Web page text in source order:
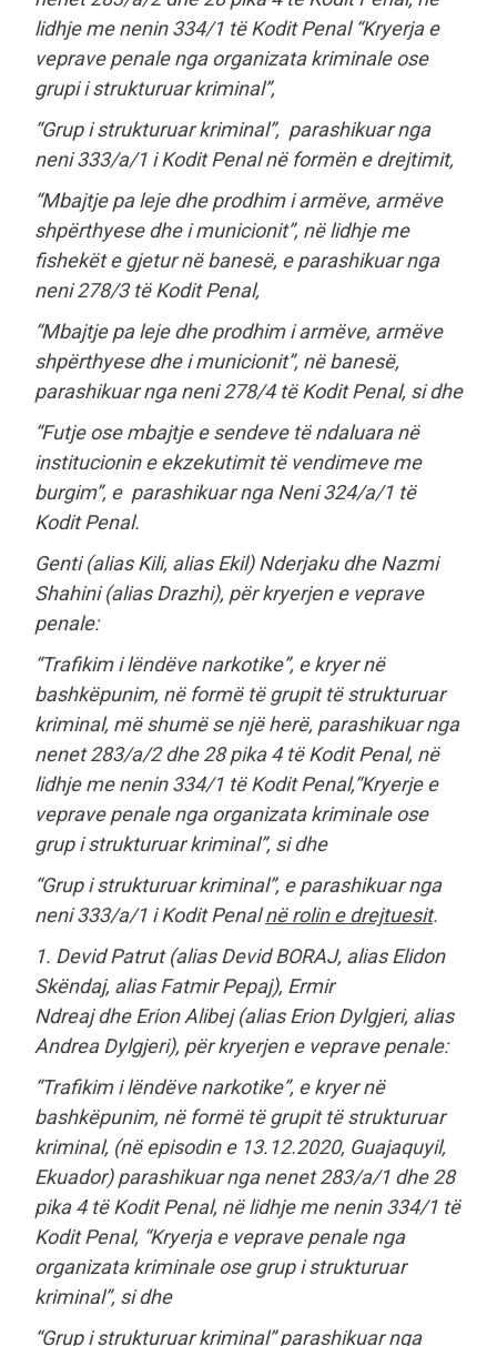
lidhje me nenin 334/1 të Kodit Penal “Kryerja e
veprave penale nga organizata kriminale ose
grupi i strukturuar kriminal”,
“Grup i strukturuar kriminal”, parashikuar nga
neni 333/a/1 i Kodit Penal në formën e drejtimit,
“Mbajtje pa leje dhe prodhim i armëve, armëve
shpërthyese dhe i municionit”, në lidhje me
fishekët e gjetur në banesë, e parashikuar nga
neni 278/3 të Kodit Penal,
“Mbajtje pa leje dhe prodhim i armëve, armëve
shpërthyese dhe i municionit”, në banesë,
parashikuar nga neni 278/4 të Kodit Penal, si dhe
“Futje ose mbajtje e sendeve të ndaluara në
institucionin e ekzekutimit të vendimeve me
burgim”, e parashikuar nga Neni 324/a/1 të
Kodit Penal.
Genti (alias Kili, alias Ekil) Nderjaku dhe Nazmi
Shahini (alias Drazhi), për kryerjen e veprave
penale:
“Trafikim i lëndëve narkotike”, e kryer në
bashkëpunim, në formë të grupit të strukturuar
kriminal, më shumë se një herë, parashikuar nga
nenet 283/a/2 dhe 28 pika 4 të Kodit Penal, në
lidhje me nenin 334/1 të Kodit Penal,“Kryerje e
veprave penale nga organizata kriminale ose
grup i strukturuar kriminal”, si dhe
“Grup i strukturuar kriminal”, e parashikuar nga
neni 333/a/1 i Kodit Penalnë rolin e drejtuesit.
1. Devid Patrut (alias Devid BORAJ, alias Elidon
Skëndaj, alias Fatmir Pepaj), Ermir
Ndreaj dhe Erion Alibej (alias Erion Dylgjeri, alias
Andrea Dylgjeri), për kryerjen e veprave penale:
“Trafikim i lëndëve narkotike”, e kryer në
bashkëpunim, në formë të grupit të strukturuar
kriminal, (në episodin e 13.12.2020, Guajaquyil,
Ekuador) parashikuar nga nenet 283/a/1 dhe 28
pika 4 të Kodit Penal, në lidhje me nenin 334/1 të
Kodit Penal, “Kryerja e veprave penale nga
organizata kriminale ose grup i strukturuar
kriminal”, si dhe
“Grup i strukturuar kriminal” parashikuar nga